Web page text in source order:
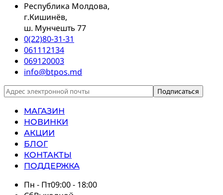
Республика Молдова,
г.Кишинёв,
ш. Мунчешть 77
0(22)80-31-31
061112134
069120003
info@btpos.md
МАГАЗИН
НОВИНКИ
АКЦИИ
БЛОГ
КОНТАКТЫ
ПОДДЕРЖКА
Пн - Пт09:00 - 18:00